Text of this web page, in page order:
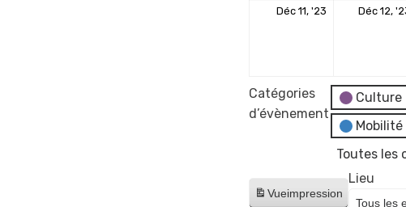
Déc 11, '23 Déc 12,
Catégories
d’évènement
Culture
Mobilité
Toutes les
Vueimpression
Lieu